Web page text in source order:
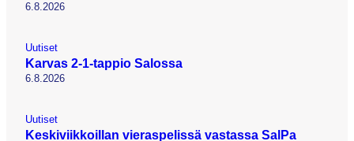
6.8.2026
Uutiset
Karvas 2-1-tappio Salossa
6.8.2026
Uutiset
Keskiviikkoillan vieraspelissä vastassa SalPa